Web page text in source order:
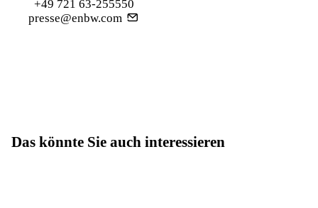
+49 721 63-255550
presse@enbw.com
Das könnte Sie auch interessieren